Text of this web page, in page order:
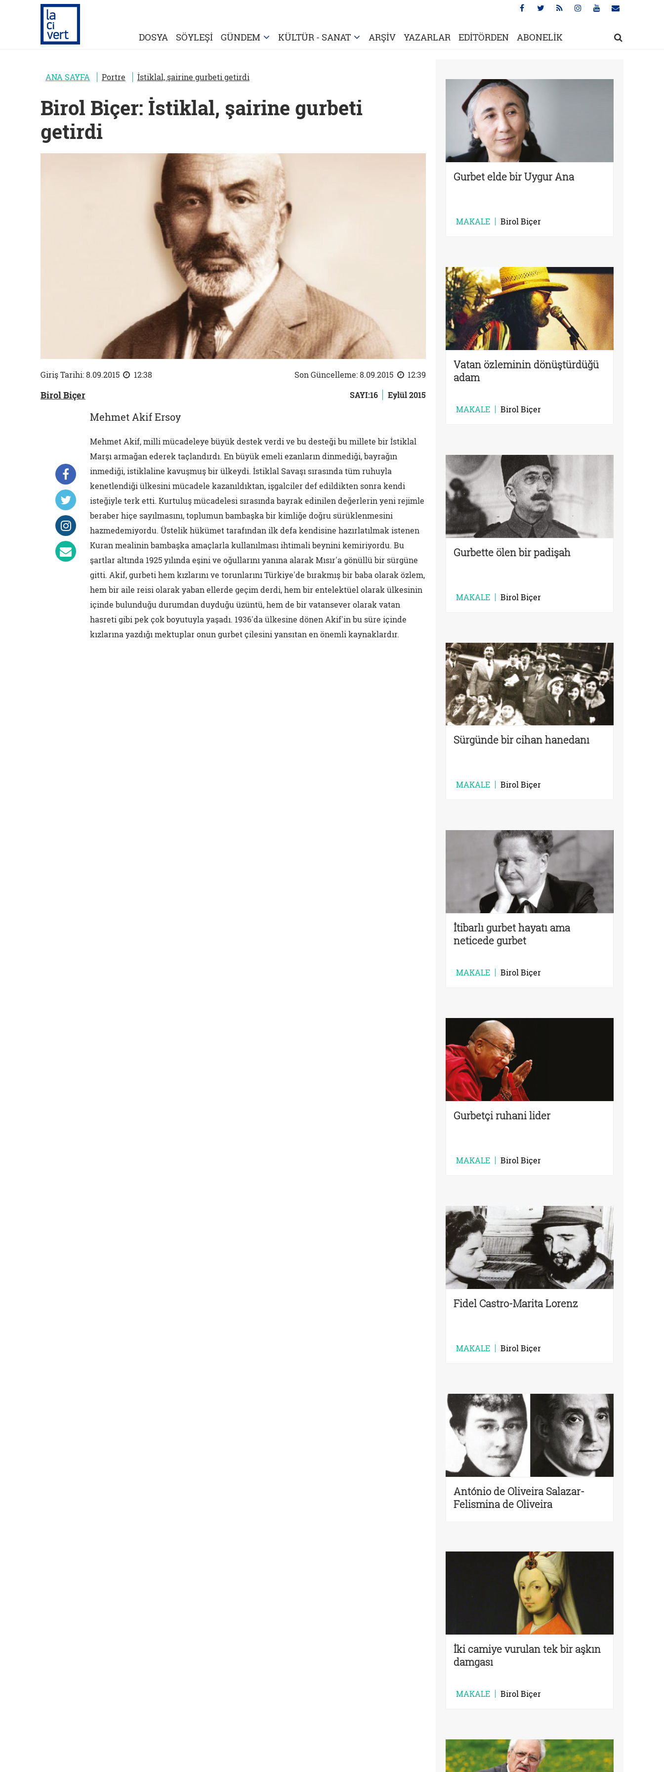
DOSYA SÖYLEŞİ GÜNDEM KÜLTÜR - SANAT ARŞİV YAZARLAR EDİTÖRDEN ABONELİK
ANA SAYFA Portre İstiklal, şairine gurbeti getirdi
Birol Biçer: İstiklal, şairine gurbeti
getirdi
Giriş Tarihi: 8.09.2015 12:38 Son Güncelleme: 8.09.2015 12:39
Birol Biçer SAYI:16 Eylül 2015
Mehmet Akif Ersoy
Mehmet Akif, milli mücadeleye büyük destek verdi ve bu desteği bu millete bir İstiklal
Marşı armağan ederek taçlandırdı. En büyük emeli ezanların dinmediği, bayrağın
inmediği, istiklaline kavuşmuş bir ülkeydi. İstiklal Savaşı sırasında tüm ruhuyla
kenetlendiği ülkesini mücadele kazanıldıktan, işgalciler def edildikten sonra kendi
isteğiyle terk etti. Kurtuluş mücadelesi sırasında bayrak edinilen değerlerin yeni rejimle
beraber hiçe sayılmasını, toplumun bambaşka bir kimliğe doğru sürüklenmesini
hazmedemiyordu. Üstelik hükümet tarafından ilk defa kendisine hazırlatılmak istenen
Kuran mealinin bambaşka amaçlarla kullanılması ihtimali beynini kemiriyordu. Bu
şartlar altında 1925 yılında eşini ve oğullarını yanına alarak Mısır'a gönüllü bir sürgüne
gitti. Akif, gurbeti hem kızlarını ve torunlarını Türkiye'de bırakmış bir baba olarak özlem,
hem bir aile reisi olarak yaban ellerde geçim derdi, hem bir entelektüel olarak ülkesinin
içinde bulunduğu durumdan duyduğu üzüntü, hem de bir vatansever olarak vatan
hasreti gibi pek çok boyutuyla yaşadı. 1936'da ülkesine dönen Akif'in bu süre içinde
kızlarına yazdığı mektuplar onun gurbet çilesini yansıtan en önemli kaynaklardır.
Gurbet elde bir Uygur Ana
MAKALE Birol Biçer
Vatan özleminin dönüştürdüğü
adam
MAKALE Birol Biçer
Gurbette ölen bir padişah
MAKALE Birol Biçer
Sürgünde bir cihan hanedanı
MAKALE Birol Biçer
İtibarlı gurbet hayatı ama
neticede gurbet
MAKALE Birol Biçer
Gurbetçi ruhani lider
MAKALE Birol Biçer
Fidel Castro-Marita Lorenz
MAKALE Birol Biçer
António de Oliveira Salazar-
Felismina de Oliveira
İki camiye vurulan tek bir aşkın
damgası
MAKALE Birol Biçer